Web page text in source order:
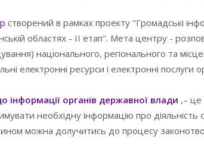
створений в рамках проекту "Громадські
областях - ІІ етап". Мета центру -
національного, регіонального та
електронні ресурси і електронні послуги
органів державної влади ,– це
необхідну інформацію про діяльність
можна долучитись до процесу